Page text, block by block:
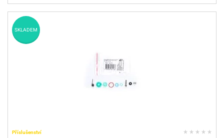
Příslušenství
SKLADEM